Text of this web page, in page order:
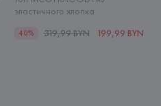
эластичного хлопка
40% 319,99 BYN 199,99 BYN